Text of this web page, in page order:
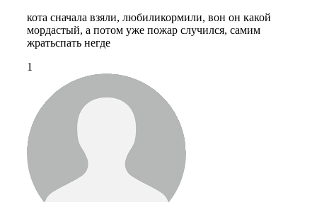
кота сначала взяли, любиликормили, вон он какой
мордастый, а потом уже пожар случился, самим
жратьспать негде
1